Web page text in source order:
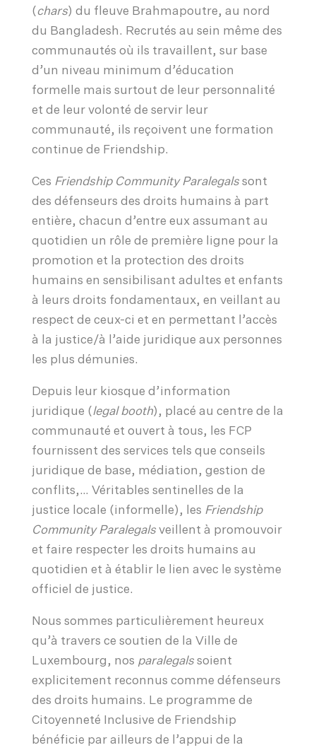
(chars) du fleuve Brahmapoutre, au nord
du Bangladesh. Recrutés au sein même des
communautés où ils travaillent, sur base
d’un niveau minimum d’éducation
formelle mais surtout de leur personnalité
et de leur volonté de servir leur
communauté, ils reçoivent une formation
continue de Friendship.
Ces Friendship Community Paralegalssont
des défenseurs des droits humains à part
entière, chacun d’entre eux assumant au
quotidien un rôle de première ligne pour la
promotion et la protection des droits
humains en sensibilisant adultes et enfants
à leurs droits fondamentaux, en veillant au
respect de ceux-ci et en permettant l’accès
à la justice/à l’aide juridique aux personnes
les plus démunies.
Depuis leur kiosque d’information
juridique (legal booth), placé au centre de la
communauté et ouvert à tous, les FCP
fournissent des services tels que conseils
juridique de base, médiation, gestion de
conflits,… Véritables sentinelles de la
justice locale (informelle), les Friendship
Community Paralegalsveillent à promouvoir
et faire respecter les droits humains au
quotidien et à établir le lien avec le système
officiel de justice.
Nous sommes particulièrement heureux
qu’à travers ce soutien de la Ville de
Luxembourg, nos paralegalssoient
explicitement reconnus comme défenseurs
des droits humains. Le programme de
Citoyenneté Inclusive de Friendship
bénéficie par ailleurs de l’appui de la